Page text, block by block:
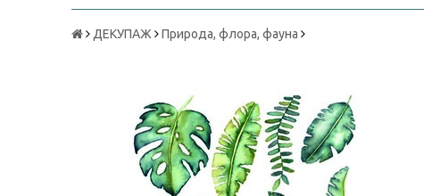
ДЕКУПАЖ Природа, флора, фауна